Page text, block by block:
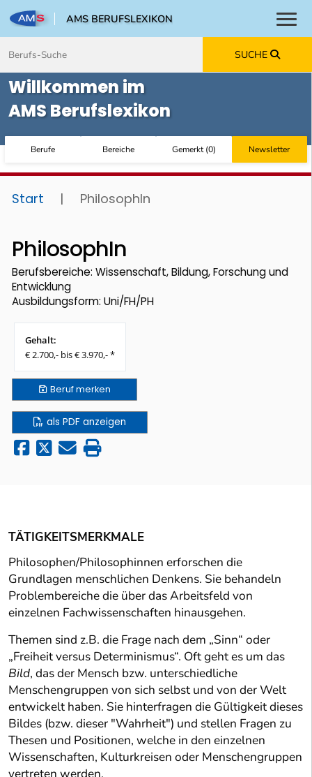
AMS BERUFSLEXIKON
SUCHE
Willkommen im
AMS Berufslexikon
Berufe Bereiche Gemerkt(0) Newsletter
Start | PhilosophIn
PhilosophIn
Berufsbereiche: Wissenschaft, Bildung, Forschung und
Entwicklung
Ausbildungsform: Uni/FH/PH
Gehalt:
€ 2.700,- bis € 3.970,- *
Berufmerken
als PDF anzeigen
TÄTIGKEITSMERKMALE
Philosophen/Philosophinnen erforschen die
Grundlagen menschlichen Denkens. Sie behandeln
Problembereiche die über das Arbeitsfeld von
einzelnen Fachwissenschaften hinausgehen.
Themen sind z.B. die Frage nach dem „Sinn“ oder
„Freiheit versus Determinismus“. Oft geht es um das
Bild, das der Mensch bzw. unterschiedliche
Menschengruppen von sich selbst und von der Welt
entwickelt haben. Sie hinterfragen die Gültigkeit dieses
Bildes (bzw. dieser "Wahrheit") und stellen Fragen zu
Thesen und Positionen, welche in den einzelnen
Wissenschaften, Kulturkreisen oder Menschengruppen